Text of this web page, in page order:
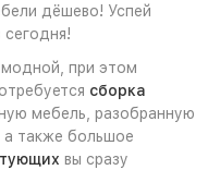
дёшево! Успей
при этом
сборка
мебель, разобранную
также большое
вы сразу